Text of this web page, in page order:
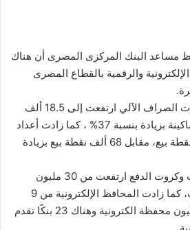
مساعد البنك المركزى المصرى أن هناك
والرقمية بالقطاع المصرى
وأشار إلى أن أعداد ماكينات الصراف الآلي ارتفعت إلى 18.5 ألف
ماكينة، مقابل 13.5 ألف ماكينة بزيادة بنسبة 37% ، كما زادت أعداد
نقاط البيع إلى 740 ألف نقطة بيع، مقابل 68 ألف نقطة بيع بزيادة
وأضاف أن أعداد البطاقات وكروت الدفع ارتفعت من 30 مليون
كارت إلى 54 مليون كارت، كما زادت المحافظ الإلكترونية من 9
ملايين محفظة إلى 26 مليون محفظة الكترونية وهناك 23 بنكًا تقدم